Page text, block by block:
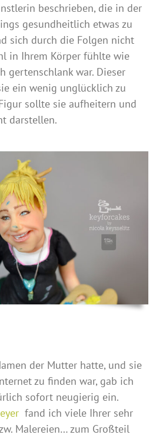
beschrieben, die in der
gesundheitlich etwas zu
sich durch die Folgen nicht
in Ihrem Körper fühlte wie
gertenschlank war. Dieser
ein wenig unglücklich zu
sollte sie aufheitern und
darstellen.
der Mutter hatte, und sie
zu finden war, gab ich
sofort neugierig ein.
fand ich viele Ihrer sehr
Malereien… zum Großteil